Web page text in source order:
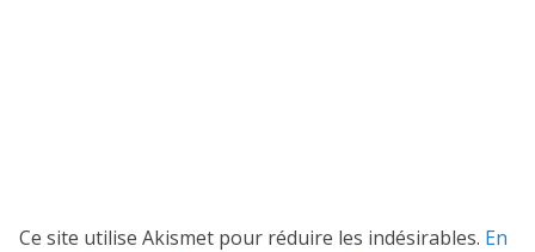
Ce site utilise Akismet pour réduire les indésirables. En